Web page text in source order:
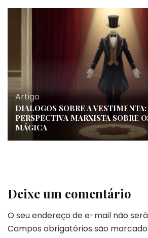
Artigo
DIALOGOS SOBRE A
PERSPECTIVA MARXISTA SOBRE
MÁGICA
Deixe um comentário
O seu endereço de e-mail não
Campos obrigatórios são